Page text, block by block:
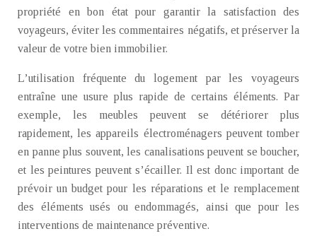
propriété en bon état pour garantir la satisfaction des
voyageurs, éviter les commentaires négatifs, et préserver la
valeur de votre bien immobilier.
L’utilisation fréquente du logement par les voyageurs
entraîne une usure plus rapide de certains éléments. Par
exemple, les meubles peuvent se détériorer plus
rapidement, les appareils électroménagers peuvent tomber
en panne plus souvent, les canalisations peuvent se boucher,
et les peintures peuvent s’écailler. Il est donc important de
prévoir un budget pour les réparations et le remplacement
des éléments usés ou endommagés, ainsi que pour les
interventions de maintenance préventive.